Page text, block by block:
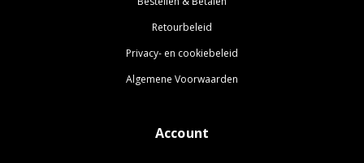
Retourbeleid
Privacy- en cookiebeleid
Algemene Voorwaarden
Account